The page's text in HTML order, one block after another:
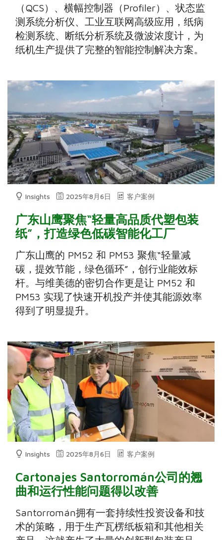
（QCS）、横幅控制器（Profiler）、状态监
测系统分析仪、工业互联网高级应用，纸病
检测系统、断纸分析系统及微波浓度计，为
纸机生产提供了完整的智能控制解决方案。
Insights 2025年8月6日 客户案例
广东山鹰聚焦“轻量高品质代塑包装
纸”，打造绿色低碳智能化工厂
广东山鹰的 PM52 和 PM53 聚焦“轻量减
碳，提效节能，绿色循环”，创行业能效标
杆。与维美德的密切合作更是让 PM52 和
PM53 实现了快速开机投产并使其能源效率
得到了明显提升。
Insights 2025年8月6日 客户案例
Cartonajes Santorromán公司的翘
曲和运行性能问题得以改善
Santorromán拥有一套持续性投资设备和技
术的策略，用于生产瓦楞纸板箱和其他相关